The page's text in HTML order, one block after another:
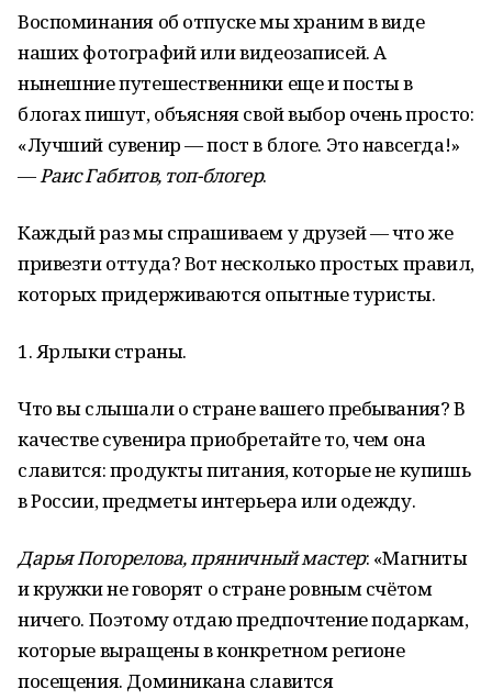
Воспоминания об отпуске мы храним в виде
наших фотографий или видеозаписей. А
нынешние путешественники еще и посты в
блогах пишут, объясняя свой выбор очень просто:
«Лучший сувенир — пост в блоге. Это навсегда!»
—Раис Габитов, топ-блогер.
Каждый раз мы спрашиваем у друзей — что же
привезти оттуда? Вот несколько простых правил,
которых придерживаются опытные туристы.
1. Ярлыки страны.
Что вы слышали о стране вашего пребывания? В
качестве сувенира приобретайте то, чем она
славится: продукты питания, которые не купишь
в России, предметы интерьера или одежду.
Дарья Погорелова, пряничный мастер: «Магниты
и кружки не говорят о стране ровным счётом
ничего. Поэтому отдаю предпочтение подаркам,
которые выращены в конкретном регионе
посещения. Доминикана славится